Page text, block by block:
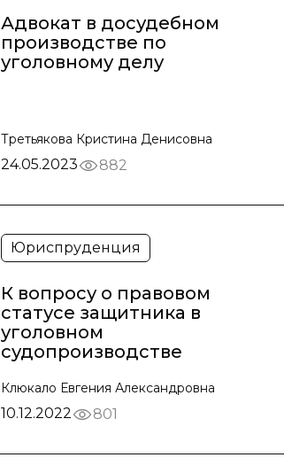
Адвокат в досудебном
производстве по
уголовному делу
Третьякова Кристина Денисовна
24.05.2023 882
Юриспруденция
К вопросу о правовом
статусе защитника в
уголовном
судопроизводстве
Клюкало Евгения Александровна
10.12.2022 801